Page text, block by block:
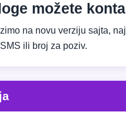
možete
na novu verziju sajta,
ili broj za poziv.